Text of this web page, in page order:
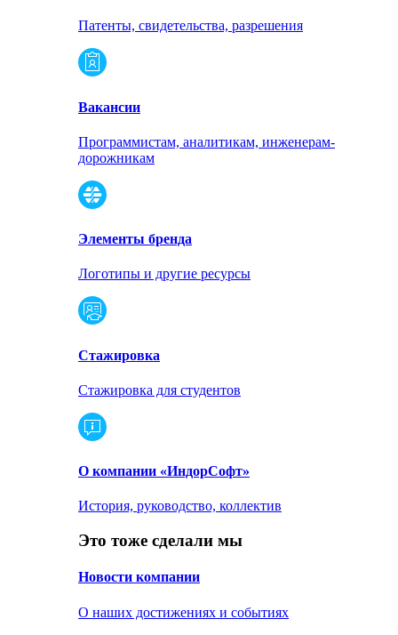
Патенты, свидетельства, разрешения
Вакансии
Программистам, аналитикам, инженерам-
дорожникам
Элементы бренда
Логотипы и другие ресурсы
Стажировка
Стажировка для студентов
О компании «ИндорСофт»
История, руководство, коллектив
Это тоже сделали мы
Новости компании
О наших достижениях и событиях